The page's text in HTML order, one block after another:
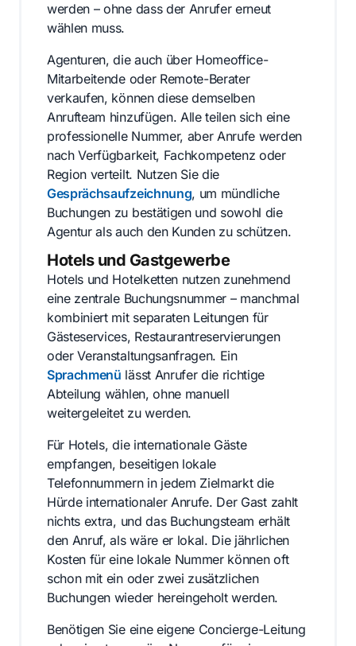
werden – ohne dass der Anrufer erneut
wählen muss.
Agenturen, die auch über Homeoffice-
Mitarbeitende oder Remote-Berater
verkaufen, können diese demselben
Anrufteam hinzufügen. Alle teilen sich eine
professionelle Nummer, aber Anrufe werden
nach Verfügbarkeit, Fachkompetenz oder
Region verteilt. Nutzen Sie die
Gesprächsaufzeichnung, um mündliche
Buchungen zu bestätigen und sowohl die
Agentur als auch den Kunden zu schützen.
Hotels und Gastgewerbe
Hotels und Hotelketten nutzen zunehmend
eine zentrale Buchungsnummer – manchmal
kombiniert mit separaten Leitungen für
Gästeservices, Restaurantreservierungen
oder Veranstaltungsanfragen. Ein
Sprachmenü lässt Anrufer die richtige
Abteilung wählen, ohne manuell
weitergeleitet zu werden.
Für Hotels, die internationale Gäste
empfangen, beseitigen lokale
Telefonnummern in jedem Zielmarkt die
Hürde internationaler Anrufe. Der Gast zahlt
nichts extra, und das Buchungsteam erhält
den Anruf, als wäre er lokal. Die jährlichen
Kosten für eine lokale Nummer können oft
schon mit ein oder zwei zusätzlichen
Buchungen wieder hereingeholt werden.
Benötigen Sie eine eigene Concierge-Leitung